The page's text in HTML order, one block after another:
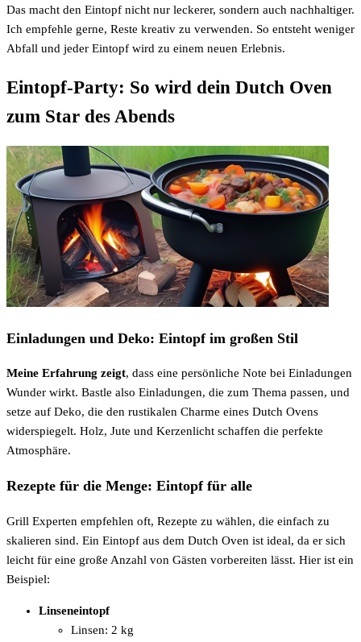
Das macht den Eintopf nicht nur leckerer, sondern auch nachhaltiger.
Ich empfehle gerne, Reste kreativ zu verwenden. So entsteht weniger
Abfall und jeder Eintopf wird zu einem neuen Erlebnis.
Eintopf-Party: So wird dein Dutch Oven
zum Star des Abends
Einladungen und Deko: Eintopf im großen Stil
Meine Erfahrung zeigt, dass eine persönliche Note bei Einladungen
Wunder wirkt. Bastle also Einladungen, die zum Thema passen, und
setze auf Deko, die den rustikalen Charme eines Dutch Ovens
widerspiegelt. Holz, Jute und Kerzenlicht schaffen die perfekte
Atmosphäre.
Rezepte für die Menge: Eintopf für alle
Grill Experten empfehlen oft, Rezepte zu wählen, die einfach zu
skalieren sind. Ein Eintopf aus dem Dutch Oven ist ideal, da er sich
leicht für eine große Anzahl von Gästen vorbereiten lässt. Hier ist ein
Beispiel:
Linseneintopf
Linsen: 2 kg